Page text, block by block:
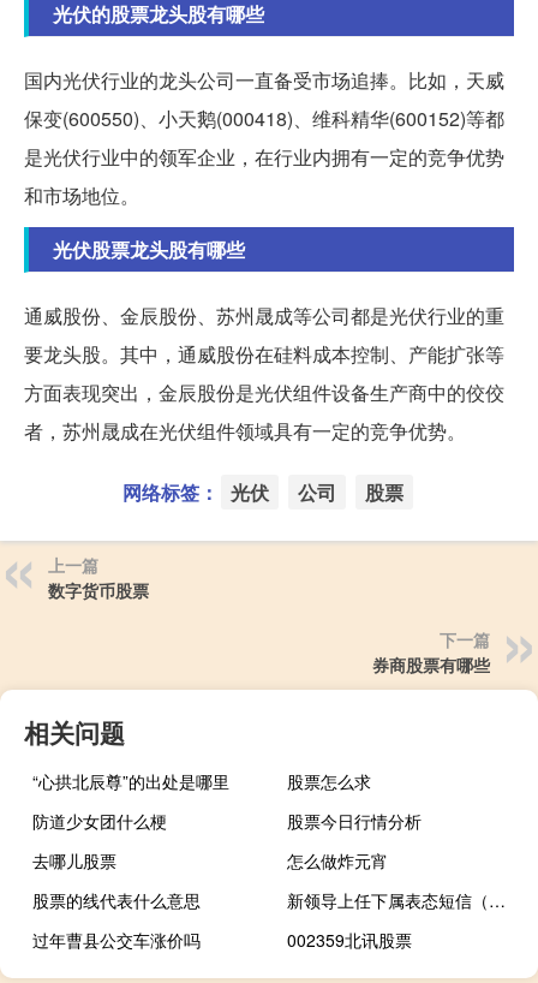
光伏的股票龙头股有哪些
国内光伏行业的龙头公司一直备受市场追捧。比如，天威
保变(600550)、小天鹅(000418)、维科精华(600152)等都
是光伏行业中的领军企业，在行业内拥有一定的竞争优势
和市场地位。
光伏股票龙头股有哪些
通威股份、金辰股份、苏州晟成等公司都是光伏行业的重
要龙头股。其中，通威股份在硅料成本控制、产能扩张等
方面表现突出，金辰股份是光伏组件设备生产商中的佼佼
者，苏州晟成在光伏组件领域具有一定的竞争优势。
网络标签： 光伏 公司 股票
上一篇
数字货币股票
下一篇
券商股票有哪些
相关问题
“心拱北辰尊”的出处是哪里
股票怎么求
防道少女团什么梗
股票今日行情分析
去哪儿股票
怎么做炸元宵
股票的线代表什么意思
新领导上任下属表态短信（新领导上任下属表态）
过年曹县公交车涨价吗
002359北讯股票